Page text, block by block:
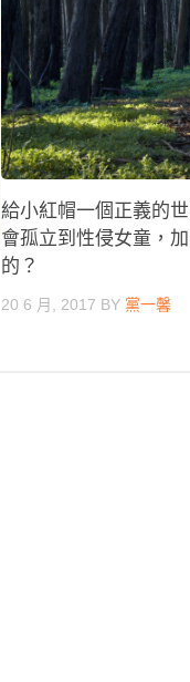
給小紅帽一個正義的
會孤立到性侵女童，
的？
20 6 月, 2017 BY黨一馨